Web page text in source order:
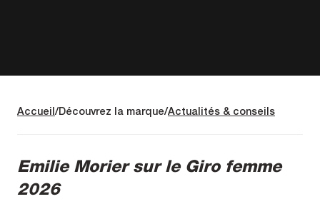
Accueil Découvrez la marque Actualités & conseils
Emilie Morier sur le Giro femme
2026